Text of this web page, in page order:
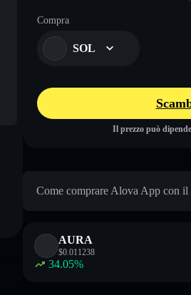
Compra
SOL
Il prezzo può
Come comprare Alova App con
AURA
$0.011238
34.05%